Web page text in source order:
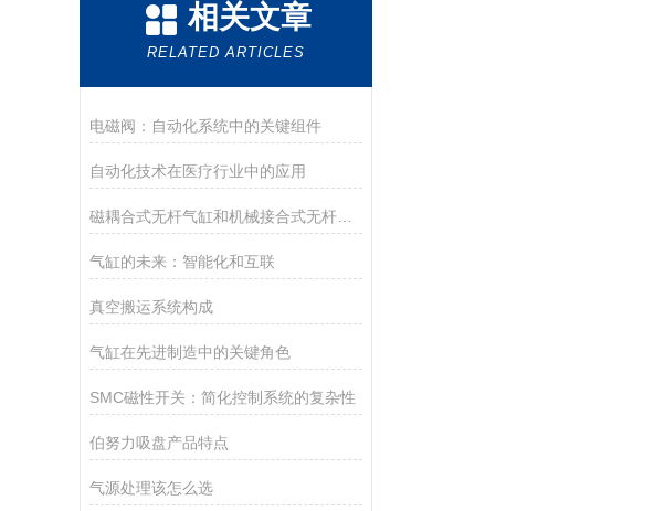
相关文章
RELATED ARTICLES
电磁阀：自动化系统中的关键组件
自动化技术在医疗行业中的应用
磁耦合式无杆气缸和机械接合式无杆气缸区别
气缸的未来：智能化和互联
真空搬运系统构成
气缸在先进制造中的关键角色
SMC磁性开关：简化控制系统的复杂性
伯努力吸盘产品特点
气源处理该怎么选